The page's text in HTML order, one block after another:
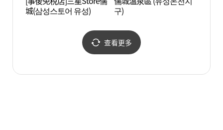
城(삼성스토어 유성)
구)
查看更多